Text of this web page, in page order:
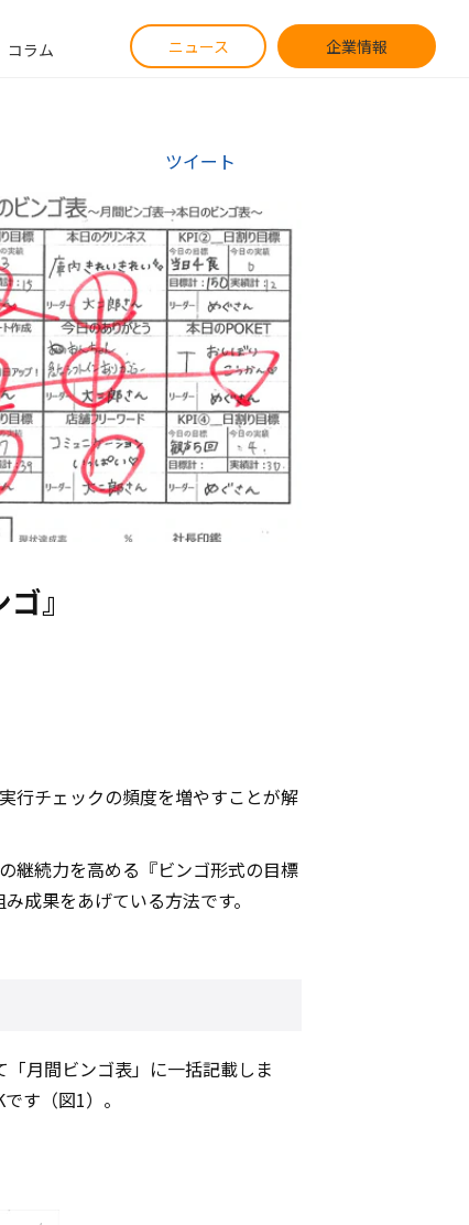
コラム ニュース 企業情報
ツイート
』
行チェックの頻度を増やすことが解
継続力を高める『ビンゴ形式の目標
成果をあげている方法です。
月間ビンゴ表」に一括記載しま
す（図1）。